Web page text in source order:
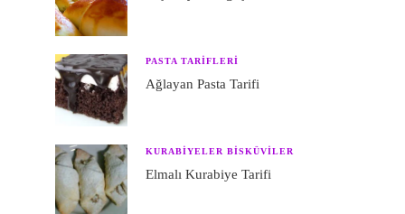
PASTA TARIFLERI
Ağlayan Pasta Tarifi
KURABIYELER BISKÜVILER
Elmalı Kurabiye Tarifi